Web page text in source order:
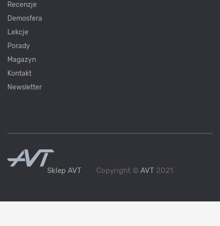
Recenzje
Demosfera
Lekcje
Porady
Magazyn
Kontakt
Newsletter
Sklep AVT Copyright © AVT 2021